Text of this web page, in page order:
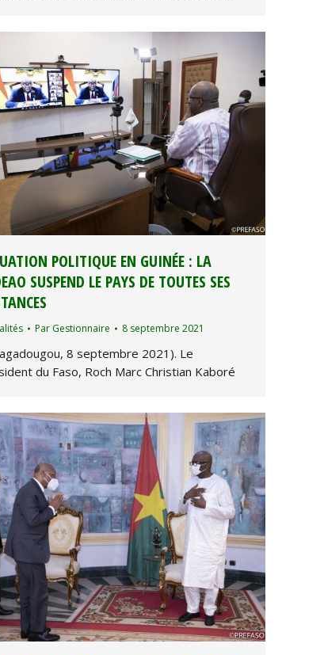
POLITIQUE EN GUINÉE : LA
SUSPEND LE PAYS DE TOUTES SES
Par Gestionnaire 8 septembre 2021
8 septembre 2021). Le
du Faso, Roch Marc Christian Kaboré